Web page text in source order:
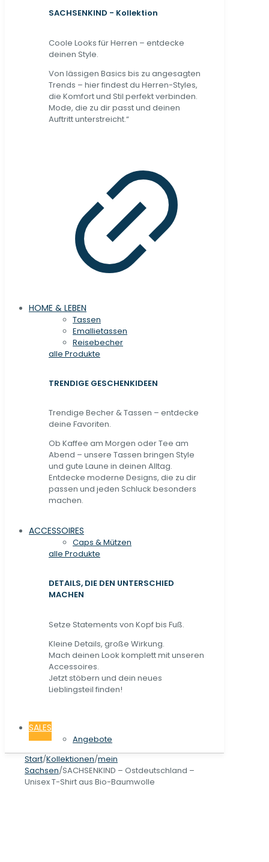
SACHSENKIND - Kollektion
Coole Looks für Herren – entdecke
deinen Style.
Von lässigen Basics bis zu angesagten
Trends – hier findest du Herren-Styles,
die Komfort und Stil perfekt verbinden.
Mode, die zu dir passt und deinen
Auftritt unterstreicht.“
HOME & LEBEN
Tassen
Emallietassen
Reisebecher
alle Produkte
TRENDIGE GESCHENKIDEEN
Trendige Becher & Tassen – entdecke
deine Favoriten.
Ob Kaffee am Morgen oder Tee am
Abend – unsere Tassen bringen Style
und gute Laune in deinen Alltag.
Entdecke moderne Designs, die zu dir
passen und jeden Schluck besonders
machen.
ACCESSOIRES
Caps & Mützen
alle Produkte
DETAILS, DIE DEN UNTERSCHIED
MACHEN
Setze Statements von Kopf bis Fuß.
Kleine Details, große Wirkung.
Mach deinen Look komplett mit unseren
Accessoires.
Jetzt stöbern und dein neues
Lieblingsteil finden!
SALES
Angebote
Start/Kollektionen/mein
Sachsen/SACHSENKIND – Ostdeutschland –
Unisex T-Shirt aus Bio-Baumwolle